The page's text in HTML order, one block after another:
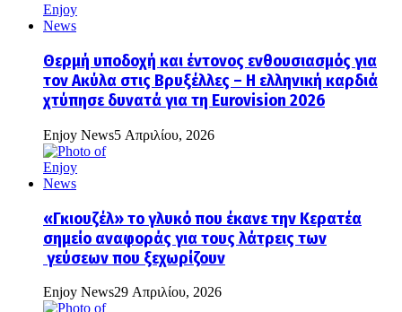
Θερμή υποδοχή και έντονος ενθουσιασμός για
τον Ακύλα στις Βρυξέλλες – Η ελληνική καρδιά
χτύπησε δυνατά για τη Eurovision 2026
Enjoy News5 Απριλίου, 2026
«Γκιουζέλ» το γλυκό που έκανε την Κερατέα
σημείο αναφοράς για τους λάτρεις των
γεύσεων που ξεχωρίζουν
Enjoy News29 Απριλίου, 2026